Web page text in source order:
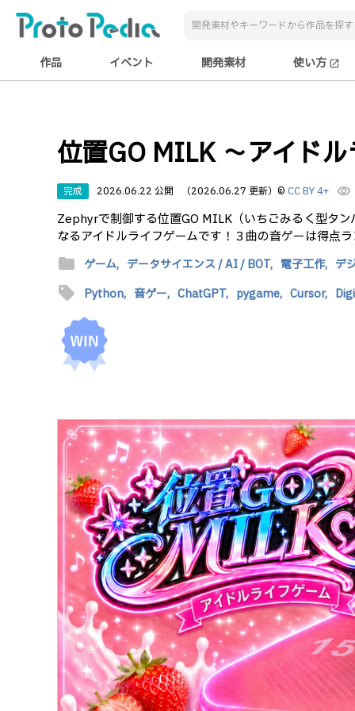
作品 イベント 開発素材 使い方 open_in_new
位置GO MILK 〜アイド
完成 2026.06.22 公開 （2026.06.27 更新） © CC BY 4+ visibility
Zephyrで制御する位置GO MILK（いちごみるく型タ
なるアイドルライフゲームです！３曲の音ゲーは得点
folder ゲーム, データサイエンス / AI / BOT, 電子工作, デ
sell Python, 音ゲー, ChatGPT, pygame, Cursor,